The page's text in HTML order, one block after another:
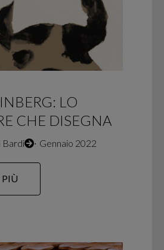
LO
CHE DISEGNA
Bardi ∙ Gennaio 2022
PIÙ